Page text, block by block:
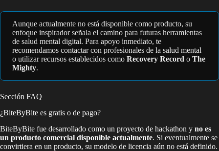
Aunque actualmente no está disponible como producto, su
enfoque inspirador señala el camino para futuras herramientas
de salud mental digital. Para apoyo inmediato, te
recomendamos contactar con profesionales de la salud mental
o utilizar recursos establecidos como Recovery Record o The
Mighty.
Sección FAQ
¿BiteByBite es gratis o de pago?
BiteByBite fue desarrollado como un proyecto de hackathon y no es
un producto comercial disponible actualmente. Si eventualmente se
convirtiera en un producto, su modelo de licencia aún no está definido.